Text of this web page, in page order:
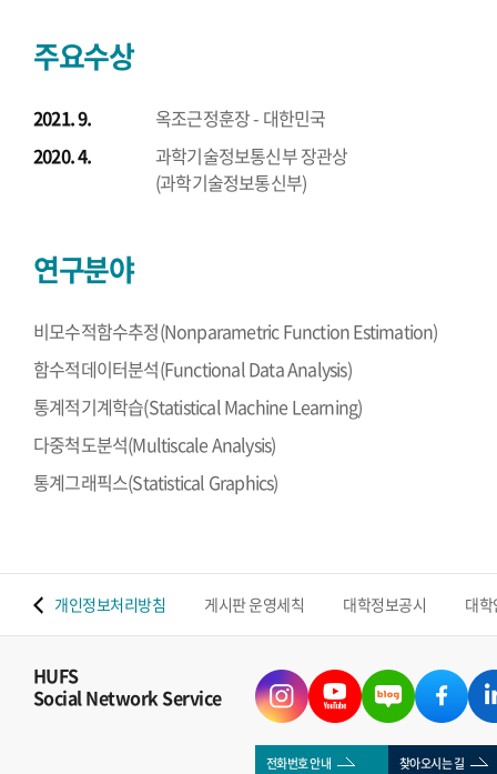
주요수상
2021. 9.
옥조근정훈장 - 대한민국
2020. 4.
과학기술정보통신부 장관상
(과학기술정보통신부)
연구분야
비모수적함수추정(Nonparametric Function Estimation)
함수적데이터분석(Functional Data Analysis)
통계적기계학습(Statistical Machine Learning)
다중척도분석(Multiscale Analysis)
통계그래픽스(Statistical Graphics)
개인정보처리방침 게시판 운영세칙 대학정보공시 대
HUFS
Social Network Service
전화번호 안내 찾아오시는 길